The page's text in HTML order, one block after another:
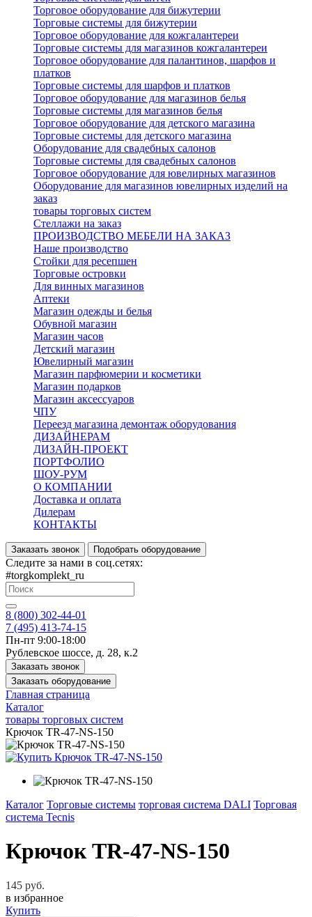
Торговое оборудование для бижутерии
Торговые системы для бижутерии
Торговое оборудование для кожгалантереи
Торговые системы для магазинов кожгалантереи
Торговое оборудование для палантинов, шарфов и
платков
Торговые системы для шарфов и платков
Торговое оборудование для магазинов белья
Торговые системы для магазинов белья
Торговое оборудование для детского магазина
Торговые системы для детского магазина
Оборудование для свадебных салонов
Торговые системы для свадебных салонов
Торговое оборудование для ювелирных магазинов
Оборудование для магазинов ювелирных изделий на
заказ
товары торговых систем
Стеллажи на заказ
ПРОИЗВОДСТВО МЕБЕЛИ НА ЗАКАЗ
Наше производство
Стойки для ресепшен
Торговые островки
Для винных магазинов
Аптеки
Магазин одежды и белья
Обувной магазин
Магазин часов
Детский магазин
Ювелирный магазин
Магазин парфюмерии и косметики
Магазин подарков
Магазин аксессуаров
ЧПУ
Переезд магазина демонтаж оборудования
ДИЗАЙНЕРАМ
ДИЗАЙН-ПРОЕКТ
ПОРТФОЛИО
ШОУ-РУМ
О КОМПАНИИ
Доставка и оплата
Дилерам
КОНТАКТЫ
Заказать звонок Подобрать оборудование
Следите за нами в соц.сетях:
#torgkomplekt_ru
8 (800) 302-44-01
7 (495) 413-74-15
Пн-пт 9:00-18:00
Рублевское шоссе, д. 28, к.2
Заказать звонок
Заказать оборудование
Главная страница
Каталог
товары торговых систем
Крючок TR-47-NS-150
Каталог Торговые системы торговая система DALI Торговая
система Tecnis
Крючок TR-47-NS-150
145 руб.
в избранное
Купить